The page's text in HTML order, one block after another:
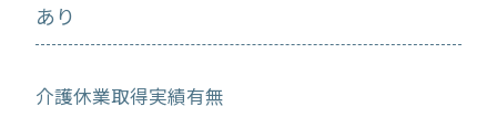
あり
介護休業取得実績有無